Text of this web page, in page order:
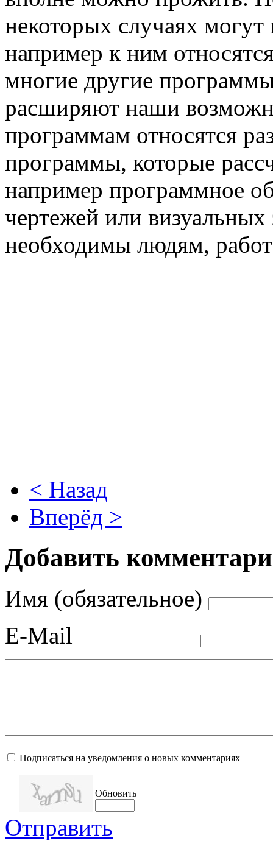
некоторых случаях
например к ним
многие другие
расширяют наши
программам относятся
программы, которые
например программное
чертежей или
необходимы людям,
< Назад
Вперёд >
Добавить
Имя (обязательное)
E-Mail
Подписаться на уведомления о новых комментариях
Обновить
Отправить